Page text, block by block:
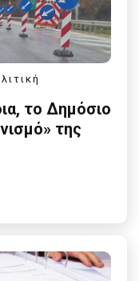
το Δημόσιο
της